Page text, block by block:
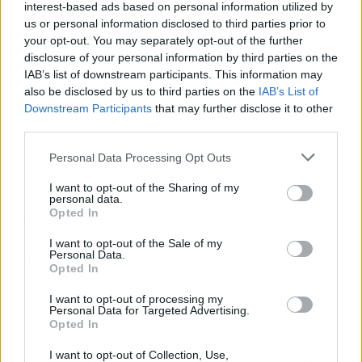
interest-based ads based on personal information utilized by
us or personal information disclosed to third parties prior to
your opt-out. You may separately opt-out of the further
disclosure of your personal information by third parties on the
IAB’s list of downstream participants. This information may
also be disclosed by us to third parties on the IAB’s List of
Downstream Participants that may further disclose it to other
Personal Data Processing Opt Outs
I want to opt-out of the Sharing of my
personal data.
Opted In
I want to opt-out of the Sale of my
Personal Data.
Opted In
I want to opt-out of processing my
Personal Data for Targeted Advertising.
Opted In
I want to opt-out of Collection, Use,
aislamiento térmico de la vivienda, ya sea en
su techo, piso o fachada, lo que ayuda a mejorar
la eficiencia energética de la edificación.
Además, está la alternativa de implementar
instalaciones adicionales de autoconsumo,
basadas en energías renovables, como los
paneles solares.
Todas estas alternativas forman parte del
asesoramiento que ofrece Eseo Renovables,
cuyos análisis abordan una exhaustiva
evaluación de la situación actual de sus
clientes. A partir de ello, determinan las
soluciones que mejor se adaptan a cada caso,
así como los costes de su implementación y el
tiempo que tomaría la recuperación de estos